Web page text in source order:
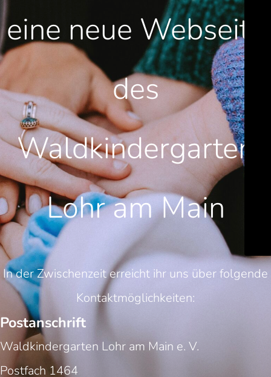
eine neue Webseite
des
Waldkindergarten
Lohr am Main
In der Zwischenzeit erreicht ihr uns über folgende
Kontaktmöglichkeiten:
Postanschrift
Waldkindergarten Lohr am Main e. V.
Postfach 1464